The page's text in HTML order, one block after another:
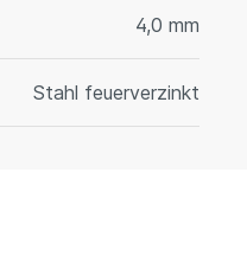
4,0 mm
Stahl feuerverzinkt